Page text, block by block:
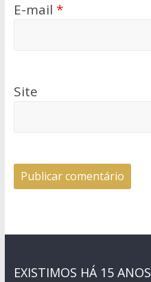
E-mail *
Site
EXISTIMOS HÁ 15 ANOS